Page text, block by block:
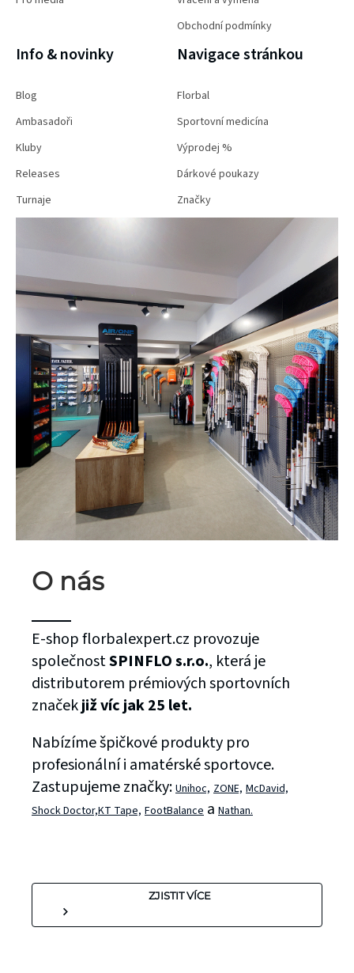
Obchodní podmínky
Info & novinky
Blog
Ambasadoři
Kluby
Releases
Turnaje
Navigace stránkou
Florbal
Sportovní medicína
Výprodej %
Dárkové poukazy
Značky
O nás
E-shop florbalexpert.cz provozuje
společnostSPINFLO s.r.o., která je
distributorem prémiových sportovních
značekjiž víc jak 25 let.
Nabízíme špičkové produkty pro
profesionální i amatérské sportovce.
Zastupujeme značky: Unihoc, ZONE, McDavid,
Shock Doctor,KT Tape, FootBalance a Nathan.
ZJISTIT VÍCE